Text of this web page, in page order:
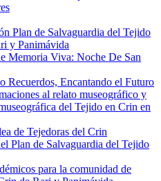
Plan de Salvaguardia del Tejido
y Panimávida
Memoria Viva: Noche De San
Recuerdos, Encantando el Futuro
al relato museográfico y
del Tejido en Crin en
de Tejedoras del Crin
Plan de Salvaguardia del Tejido
para la comunidad de